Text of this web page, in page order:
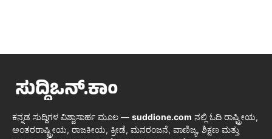
ಕನ್ನಡ ಸುದ್ದಿಗಳ ವಿಶ್ವಾಸಾರ್ಹ ಮೂಲ — suddione.com ನಲ್ಲಿ ಓದಿ ರಾಷ್ಟ್ರೀಯ,
ಅಂತರರಾಷ್ಟ್ರೀಯ, ರಾಜಕೀಯ, ಕ್ರೀಡೆ, ಮನರಂಜನೆ, ವಾಣಿಜ್ಯ, ಶಿಕ್ಷಣ ಮತ್ತು